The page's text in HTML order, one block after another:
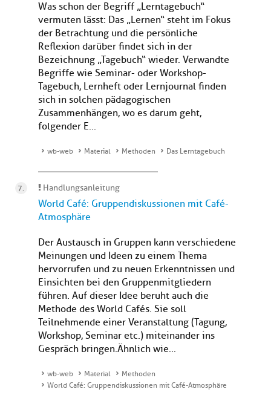
Was schon der Begriff „Lerntagebuch“
vermuten lässt: Das „Lernen“ steht im Fokus
der Betrachtung und die persönliche
Reflexion darüber findet sich in der
Bezeichnung „Tagebuch“ wieder. Verwandte
Begriffe wie Seminar- oder Workshop-
Tagebuch, Lernheft oder Lernjournal finden
sich in solchen pädagogischen
Zusammenhängen, wo es darum geht,
folgender E...
wb-web Material Methoden Das Lerntagebuch
Handlungsanleitung
World Café: Gruppendiskussionen mit Café-
Atmosphäre
Der Austausch in Gruppen kann verschiedene
Meinungen und Ideen zu einem Thema
hervorrufen und zu neuen Erkenntnissen und
Einsichten bei den Gruppenmitgliedern
führen. Auf dieser Idee beruht auch die
Methode des World Cafés. Sie soll
Teilnehmende einer Veranstaltung (Tagung,
Workshop, Seminar etc.) miteinander ins
Gespräch bringen. Ähnlich wie...
wb-web Material
Methoden
World Café: Gruppendiskussionen mit Café-Atmosphäre